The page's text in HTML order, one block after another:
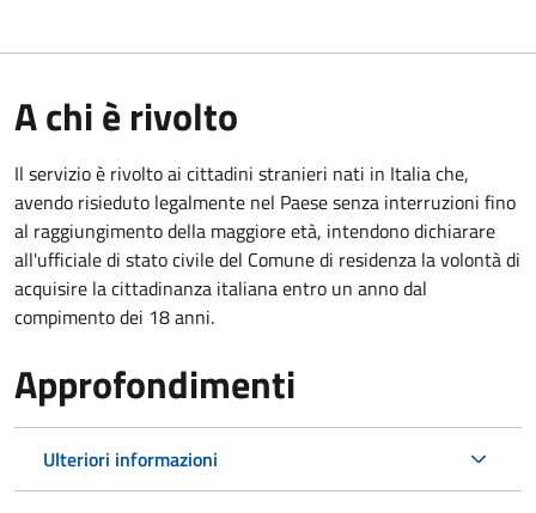
A chi è rivolto
Il servizio è rivolto ai cittadini stranieri nati in Italia che,
avendo risieduto legalmente nel Paese senza interruzioni fino
al raggiungimento della maggiore età, intendono dichiarare
all'ufficiale di stato civile del Comune di residenza la volontà di
acquisire la cittadinanza italiana entro un anno dal
compimento dei 18 anni.
Approfondimenti
Ulteriori informazioni